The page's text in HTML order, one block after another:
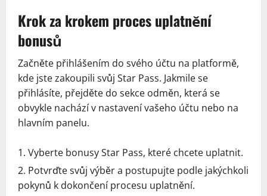
Krok za krokem proces uplatnění
bonusů
Začněte přihlášením do svého účtu na platformě,
kde jste zakoupili svůj Star Pass. Jakmile se
přihlásíte, přejděte do sekce odměn, která se
obvykle nachází v nastavení vašeho účtu nebo na
hlavním panelu.
Vyberte bonusy Star Pass, které chcete uplatnit.
Potvrďte svůj výběr a postupujte podle jakýchkoli
pokynů k dokončení procesu uplatnění.